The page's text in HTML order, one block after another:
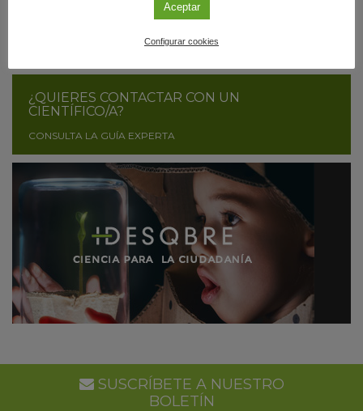
¿ERES CIENTÍFICO/A Y QUIERES DIFUNDIR
TUS RESULTADOS?
¿QUIERES CONTACTAR CON UN
CIENTÍFICO/A?
CONSULTA LA GUÍA EXPERTA
SUSCRÍBETE A NUESTRO
BOLETÍN
Aceptar
Configurar cookies